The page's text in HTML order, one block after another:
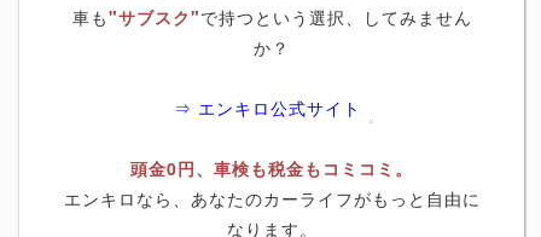
車も"サブスク"で持つという選択、してみません
か？
⇒ エンキロ公式サイト
頭金0円、車検も税金もコミコミ。
エンキロなら、あなたのカーライフがもっと自由に
なります。